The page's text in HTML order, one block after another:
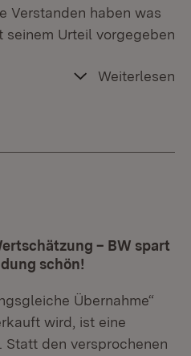
Verstanden haben was
seinem Urteil vorgegeben
Weiterlesen
– BW spart
schön!
Übernahme“
wird, ist eine
den versprochenen